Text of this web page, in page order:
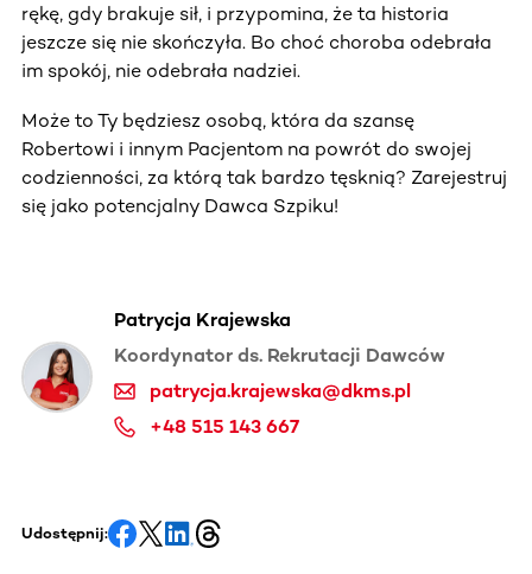
rękę, gdy brakuje sił, i przypomina, że ta historia
jeszcze się nie skończyła. Bo choć choroba odebrała
im spokój, nie odebrała nadziei.
Może to Ty będziesz osobą, która da szansę
Robertowi i innym Pacjentom na powrót do swojej
codzienności, za którą tak bardzo tęsknią? Zarejestruj
się jako potencjalny Dawca Szpiku!
Patrycja Krajewska
Koordynator ds. Rekrutacji Dawców
patrycja.krajewska@dkms.pl
+48 515 143 667
Udostępnij: